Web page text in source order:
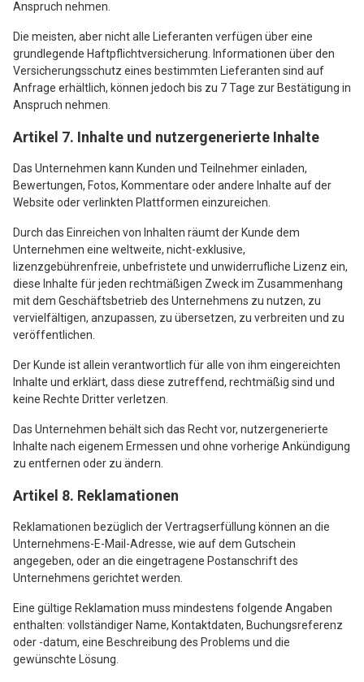
Anspruch nehmen.
Die meisten, aber nicht alle Lieferanten verfügen über eine
grundlegende Haftpflichtversicherung. Informationen über den
Versicherungsschutz eines bestimmten Lieferanten sind auf
Anfrage erhältlich, können jedoch bis zu 7 Tage zur Bestätigung in
Anspruch nehmen.
Artikel 7. Inhalte und nutzergenerierte Inhalte
Das Unternehmen kann Kunden und Teilnehmer einladen,
Bewertungen, Fotos, Kommentare oder andere Inhalte auf der
Website oder verlinkten Plattformen einzureichen.
Durch das Einreichen von Inhalten räumt der Kunde dem
Unternehmen eine weltweite, nicht-exklusive,
lizenzgebührenfreie, unbefristete und unwiderrufliche Lizenz ein,
diese Inhalte für jeden rechtmäßigen Zweck im Zusammenhang
mit dem Geschäftsbetrieb des Unternehmens zu nutzen, zu
vervielfältigen, anzupassen, zu übersetzen, zu verbreiten und zu
veröffentlichen.
Der Kunde ist allein verantwortlich für alle von ihm eingereichten
Inhalte und erklärt, dass diese zutreffend, rechtmäßig sind und
keine Rechte Dritter verletzen.
Das Unternehmen behält sich das Recht vor, nutzergenerierte
Inhalte nach eigenem Ermessen und ohne vorherige Ankündigung
zu entfernen oder zu ändern.
Artikel 8. Reklamationen
Reklamationen bezüglich der Vertragserfüllung können an die
Unternehmens-E-Mail-Adresse, wie auf dem Gutschein
angegeben, oder an die eingetragene Postanschrift des
Unternehmens gerichtet werden.
Eine gültige Reklamation muss mindestens folgende Angaben
enthalten: vollständiger Name, Kontaktdaten, Buchungsreferenz
oder -datum, eine Beschreibung des Problems und die
gewünschte Lösung.